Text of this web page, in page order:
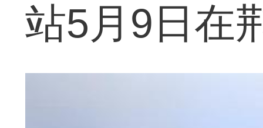
站5月9日在